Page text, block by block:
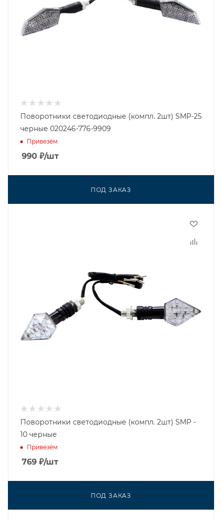
Поворотники светодиодные (компл. 2шт) SMP-25
черные 020246-776-9909
Привезём
990 ₽/шт
ПОД ЗАКАЗ
Поворотники светодиодные (компл. 2шт) SMP -
10 черные
Привезём
769 ₽/шт
ПОД ЗАКАЗ